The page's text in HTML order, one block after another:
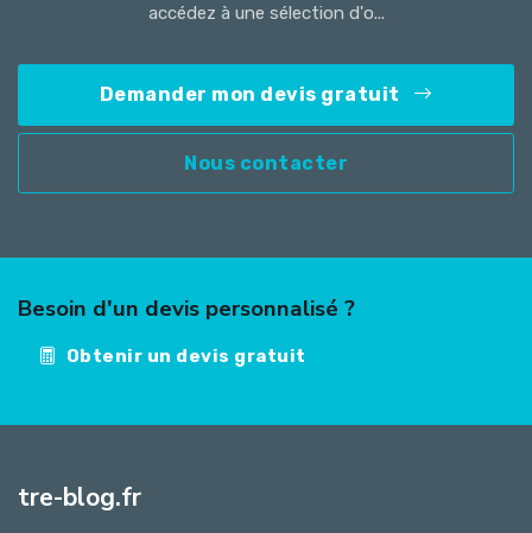
accédez à une sélection d'o...
Demander mon devis gratuit
Nous contacter
Besoin d'un devis personnalisé ?
Obtenir un devis gratuit
tre-blog.fr